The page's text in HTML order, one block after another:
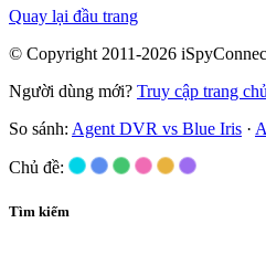
Quay lại đầu trang
© Copyright 2011-2026
Người dùng mới? Truy cập trang chủ
So sánh: Agent DVR vs Blue Iris ·
Chủ đề:
Tìm kiếm